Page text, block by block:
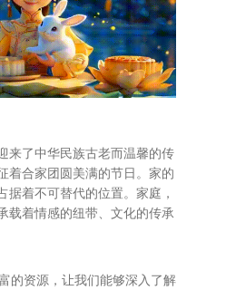
来了中华民族古老而温馨的传
着合家团圆美满的节日。家的
据着不可替代的位置。家庭，
载着情感的纽带、文化的传承
的资源，让我们能够深入了解